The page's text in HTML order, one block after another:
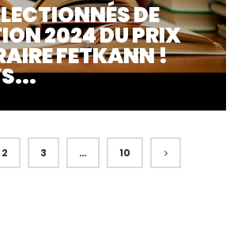
DE
2024 DU PRIX
FETKANN !
2 3 … 10